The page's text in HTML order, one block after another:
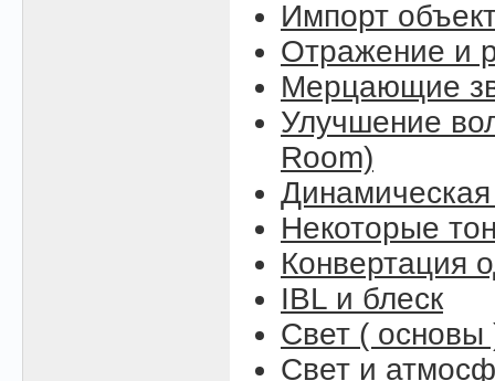
Импорт
Отражение и
Мерцающие
Улучшение
Room)
Некоторые
Конвертация
IBL и блеск
Свет ( основы
Свет и